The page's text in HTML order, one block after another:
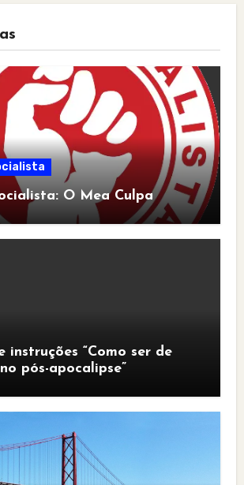
O Mea Culpa
instruções “Como ser de
pós-apocalipse”